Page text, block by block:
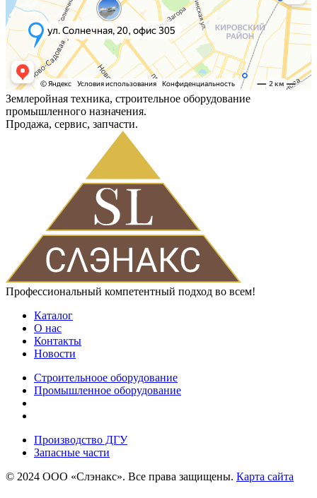
Землеройная техника, строительное оборудование
промышленного назначения.
Продажа, сервис, запчасти.
Профессиональный компетентный подход во всем!
Каталог
О нас
Контакты
Новости
Строительноое оборудование
Промышленное оборудование
Производство ДГУ
Запасные части
© 2024 ООО «Слэнакс». Все права защищены. Карта сайта